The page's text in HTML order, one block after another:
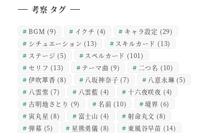
考察 タグ
BGM (9) イクチ (4) キャラ設定 (29)
シチュエーション (13) スキルカード (13)
ステージ (5) スペルカード (101)
セリフ (13) テーマ曲 (9) 二つ名 (10)
伊吹萃香 (8) 八坂神奈子 (7) 八意永琳 (5)
八雲紫 (7) 八雲藍 (4) 十六夜咲夜 (4)
古明地さとり (9) 名前 (10) 境界 (6)
寅丸星 (8) 富士山 (4) 射命丸文 (8)
弾幕 (5) 星熊勇儀 (8) 東風谷早苗 (14)